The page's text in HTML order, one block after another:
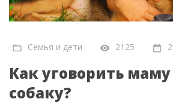
Семья и дети 2125
Как уговорить
собаку?